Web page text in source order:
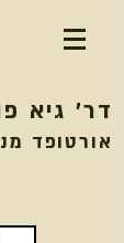
דר' גיא
אורטופד